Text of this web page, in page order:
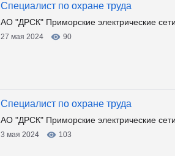
Специалист по охране труда
АО "ДРСК" Приморские электрические
27 мая 2024 90
Специалист по охране труда
АО "ДРСК" Приморские электрические
3 мая 2024 103